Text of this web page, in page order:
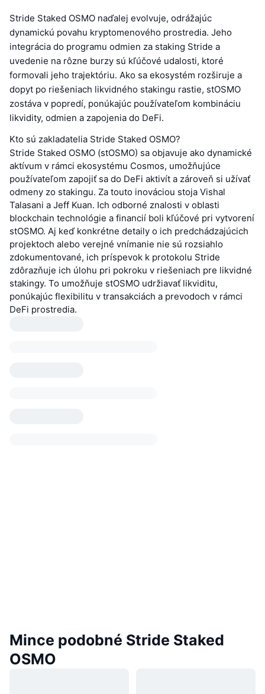
Stride Staked OSMO naďalej evolvuje, odrážajúc
dynamickú povahu kryptomenového prostredia. Jeho
integrácia do programu odmien za staking Stride a
uvedenie na rôzne burzy sú kľúčové udalosti, ktoré
formovali jeho trajektóriu. Ako sa ekosystém rozširuje a
dopyt po riešeniach likvidného stakingu rastie, stOSMO
zostáva v popredí, ponúkajúc používateľom kombináciu
likvidity, odmien a zapojenia do DeFi.
Kto sú zakladatelia Stride Staked OSMO?
Stride Staked OSMO (stOSMO) sa objavuje ako dynamické
aktívum v rámci ekosystému Cosmos, umožňujúce
používateľom zapojiť sa do DeFi aktivít a zároveň si užívať
odmeny zo stakingu. Za touto inováciou stoja Vishal
Talasani a Jeff Kuan. Ich odborné znalosti v oblasti
blockchain technológie a financií boli kľúčové pri vytvorení
stOSMO. Aj keď konkrétne detaily o ich predchádzajúcich
projektoch alebo verejné vnímanie nie sú rozsiahlo
zdokumentované, ich príspevok k protokolu Stride
zdôrazňuje ich úlohu pri pokroku v riešeniach pre likvidné
stakingy. To umožňuje stOSMO udržiavať likviditu,
ponúkajúc flexibilitu v transakciách a prevodoch v rámci
DeFi prostredia.
Mince podobné Stride Staked
OSMO